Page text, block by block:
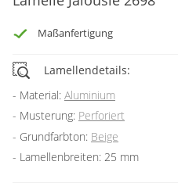
Gardinenstange
Panneaux
Maßanfertigung
Lamellendetails:
Material: Aluminium
Musterung: Perforiert
Grundfarbton: Beige
Lamellenbreiten: 25 mm